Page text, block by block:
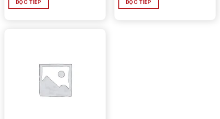
ĐỌC TIẾP ĐỌC TIẾP